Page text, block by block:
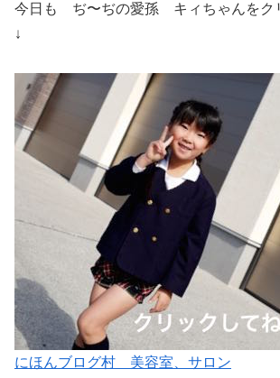
今日も ぢ〜ぢの愛孫 キィちゃんをク
↓
にほんブログ村 美容室、サロン